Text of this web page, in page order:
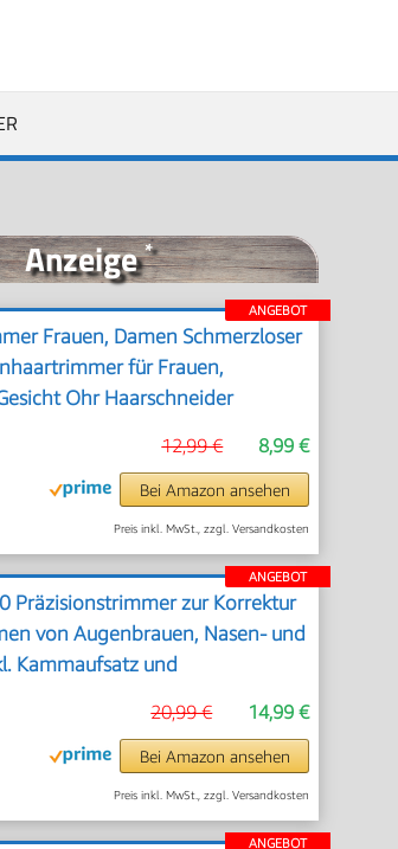
Anzeige*
ANGEBOT
Frauen, Damen Schmerzloser
für Frauen,
Ohr Haarschneider
Professionell Wasserdicht,
8,99 €
12,99 €
Bei Amazon ansehen
Preis inkl. MwSt., zzgl. Versandkosten
ANGEBOT
Präzisionstrimmer zur Korrektur
von Augenbrauen, Nasen- und
Kammaufsatz und
14,99 €
20,99 €
Bei Amazon ansehen
Preis inkl. MwSt., zzgl. Versandkosten
ANGEBOT